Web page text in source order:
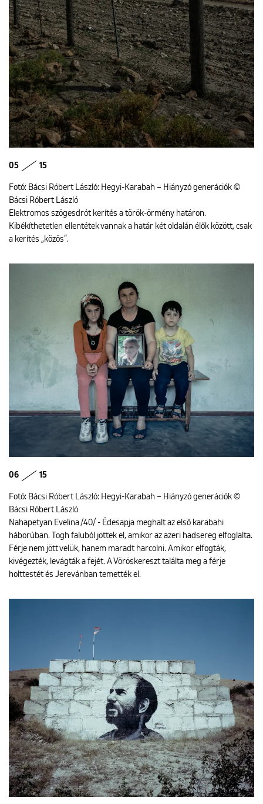
05 15
Fotó: Bácsi Róbert László: Hegyi-Karabah – Hiányzó generációk ©
Bácsi Róbert László
Elektromos szögesdrót kerítés a török-örmény határon.
Kibékíthetetlen ellentétek vannak a határ két oldalán élők között, csak
a kerítés „közös”.
06 15
Fotó: Bácsi Róbert László: Hegyi-Karabah – Hiányzó generációk ©
Bácsi Róbert László
Nahapetyan Evelina /40/ - Édesapja meghalt az első karabahi
háborúban. Togh faluból jöttek el, amikor az azeri hadsereg elfoglalta.
Férje nem jött velük, hanem maradt harcolni. Amikor elfogták,
kivégezték, levágták a fejét. A Vöröskereszt találta meg a férje
holttestét és Jerevánban temették el.